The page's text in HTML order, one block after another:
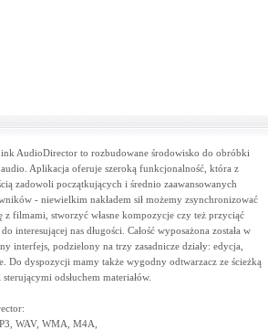
AudioDirector to rozbudowane środowisko do obróbki
Aplikacja oferuje szeroką funkcjonalność, która z
zadowoli początkujących i średnio zaawansowanych
- niewielkim nakładem sił możemy zsynchronizować
z filmami, stworzyć własne kompozycje czy też przyciąć
interesującej nas długości. Całość wyposażona została w
interfejs, podzielony na trzy zasadnicze działy: edycja,
Do dyspozycji mamy także wygodny odtwarzacz ze ścieżką
odsłuchem materiałów.
WAV, WMA, M4A,